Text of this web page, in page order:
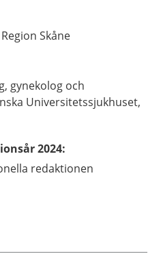
Skåne
gynekolog och
Universitetssjukhuset,
2024:
redaktionen